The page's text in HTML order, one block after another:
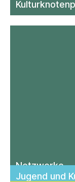
Netzwerke
Jugend und